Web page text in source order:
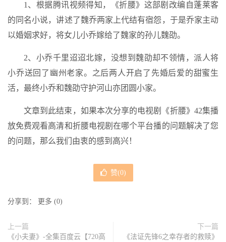
1、根据腾讯视频得知，《折腰》这部剧改编自蓬莱客
的同名小说，讲述了魏乔两家上代结有宿怨，于是乔家主动
以婚姻求好，将女儿小乔嫁给了魏家的孙儿魏劭。
2、小乔千里迢迢北嫁，没想到魏劭却不领情，派人将
小乔送回了幽州老家。之后两人开启了先婚后爱的甜蜜生
活，最终小乔和魏劭守护河山亦团圆小家。
文章到此结束，如果本次分享的电视剧《折腰》42集播
放免费观看高清和折腰电视剧在哪个平台播的问题解决了您
的问题，那么我们由衷的感到高兴！
赞(0)
分享到： 更多 (0)
上一篇
《小夫妻》-全集百度云【720高
下一篇
《法证先锋6之幸存者的救赎》